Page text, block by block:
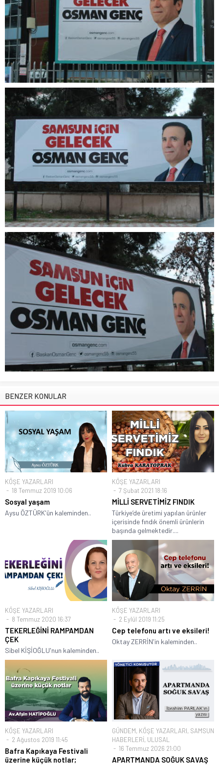
BENZER KONULAR
KÖŞE YAZARLARI
18 Temmuz 2019 10:06
Sosyal yaşam
Aysu ÖZTÜRK'ün kaleminden..
KÖŞE YAZARLARI
7 Şubat 2021 18:16
MİLLİ SERVETİMİZ FINDIK
Türkiye’de üretimi yapılan ürünler
içerisinde fındık önemli ürünlerin
başında gelmektedir....
KÖŞE YAZARLARI
8 Temmuz 2020 16:37
TEKERLEĞİNİ RAMPAMDAN
ÇEK
Sibel KİŞİOĞLU'nun kaleminden..
KÖŞE YAZARLARI
2 Eylül 2019 11:25
Cep telefonu artı ve eksileri!
Oktay ZERRİN'in kaleminden..
KÖŞE YAZARLARI
2 Ağustos 2019 11:45
Bafra Kapıkaya Festivali
üzerine küçük notlar;
GÜNDEM, KÖŞE YAZARLARI, SAMSUN
HABERLERİ, ULUSAL
16 Temmuz 2026 21:00
APARTMANDA SOĞUK SAVAŞ